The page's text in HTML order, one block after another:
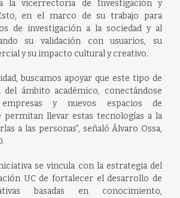
la vicerrectoría de Investigación y
en el marco de su trabajo para
de investigación a la sociedad y al
su validación con usuarios, su
y su impacto cultural y creativo.
buscamos apoyar que este tipo de
del ámbito académico, conectándose
y nuevos espacios de
permitan llevar estas tecnologías a la
a las personas”, señaló Álvaro Ossa,
se vincula con la estrategia del
UC de fortalecer el desarrollo de
basadas en conocimiento,